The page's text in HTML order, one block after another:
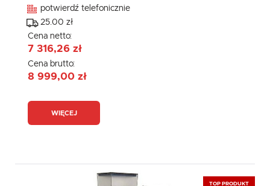
potwierdź telefonicznie
25.00 zł
Cena netto:
7 316,26 zł
Cena brutto:
8 999,00 zł
WIĘCEJ
TOP PRODUKT